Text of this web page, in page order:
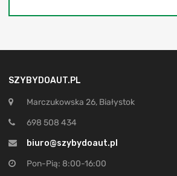
SZYBYDOAUT.PL
Marczukowska 26, Białystok
698 508 434
biuro@szybydoaut.pl
Pon-Pią: 8:00-16:00